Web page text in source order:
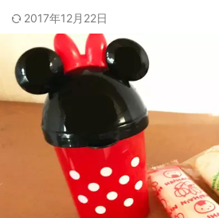
2017年12月22日